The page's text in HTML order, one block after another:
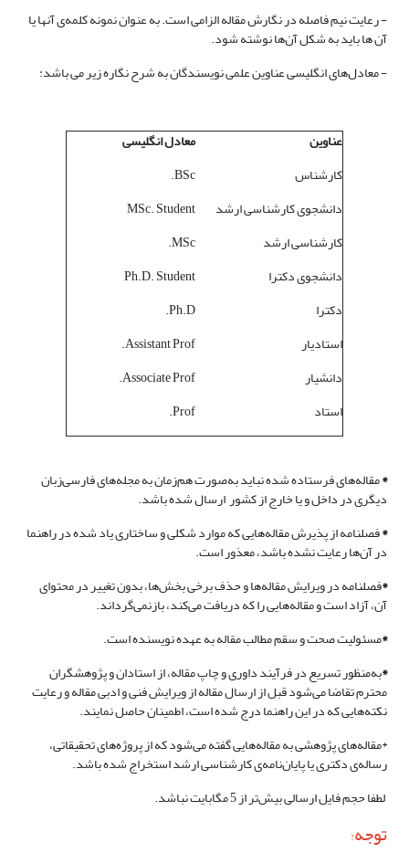
- رعایت نیم فاصله در نگارش مقاله الزامی است. به عنوان نمونه کلمه‌ی آنها یا
آن ها باید به شکل آن‌ها نوشته شود.
- معادل‌های انگلیسی عناوین علمی نویسندگان به شرح نگاره زیر می باشد:
عناوین
معادل انگلیسی
کارشناس
BSc.
دانشجوی کارشناسی ارشد
MSc. Student
کارشناسی ارشد
MSc.
دانشجوی دکترا
Ph.D. Student
دکترا
Ph.D.
استادیار
Assistant Prof.
دانشیار
Associate Prof.
استاد
Prof.
*مقاله‌های فرستاده شده نباید به‌صورت هم‌زمان به مجله‌های فارسی‌زبان
دیگری در داخل و یا خارج از کشور ارسال شده باشد.
*فصلنامه از پذیرش مقاله‌هایی که موارد شکلی و ساختاری یاد شده در راهنما
در آن‌ها رعایت نشده باشد، معذور است.
*فصلنامه در ویرایش مقاله‌ها و حذف برخی بخش‌ها، بدون تغییر در محتوای
آن، آزاد است و مقاله‌هایی را که دریافت می‌کند، بازنمی‌گرداند.
*مسئولیت صحت و سقم مطالب مقاله به عهده نویسنده است.
*به‌منظور تسریع در فرآیند داوری و چاپ مقاله، از استادان و پژوهشگران
محترم تقاضا می‌شود قبل از ارسال مقاله از ویرایش فنی و ادبی مقاله و رعایت
نکته‌هایی که در این راهنما درج شده است، اطمینان حاصل نمایند.
*مقاله‌های پژوهشی به مقاله‌هایی گفته می‌شود که از پروژه‌های تحقیقاتی،
رساله‌ی دکتری یا پایان‌نامه‌ی کارشناسی ارشد استخراج شده باشد.
لطفا حجم فایل ارسالی بیش‌تر از 5 مگابایت نباشد.
توجه: